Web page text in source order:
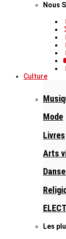
Nous
Culture
Mode
Livres
Arts
Les